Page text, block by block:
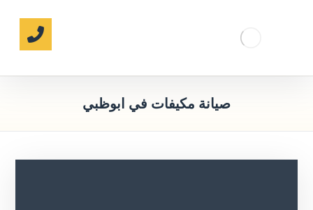
صيانة مكيفات في ابوظبي